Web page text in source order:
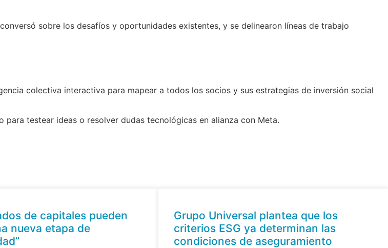
sobre los desafíos y oportunidades existentes, y se delinearon líneas de trabajo
colectiva interactiva para mapear a todos los socios y sus estrategias de inversión social
testear ideas o resolver dudas tecnológicas en alianza con Meta.
de capitales pueden
nueva etapa de
Grupo Universal plantea que los
criterios ESG ya determinan las
condiciones de aseguramiento